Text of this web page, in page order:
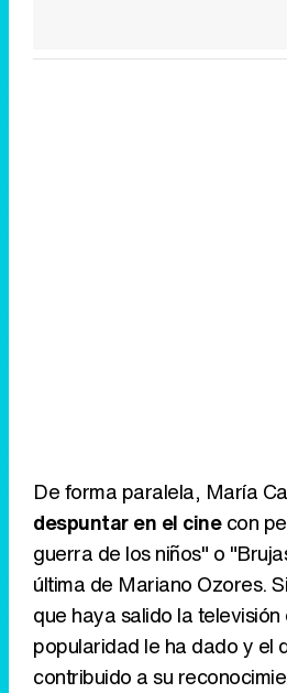
De forma paralela, María
despuntar en el cinecon
guerra de los niños" o
última de Mariano Ozores.
que haya salido la
popularidad le ha dado y el
contribuido a su